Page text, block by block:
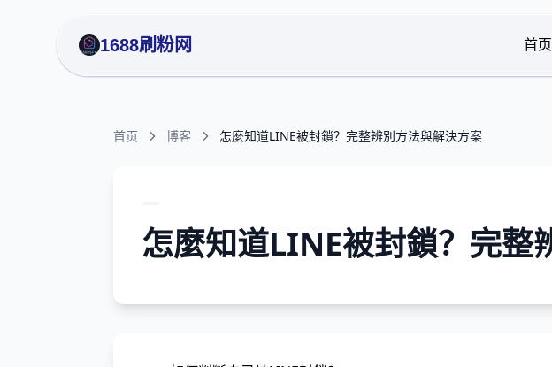
1688刷粉网 首页
首页 博客 怎麼知道LINE被封鎖？完整辨別方法與解決方案
怎麼知道LINE被封鎖？完整